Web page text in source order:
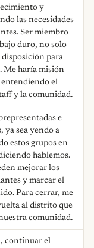
y
las necesidades
Ser miembro
duro, no solo
para
Me haría misión
entendiendo el
y la comunidad.
e
ya sea yendo a
estos grupos en
hablemos.
mejorar los
y marcar el
Para cerrar, me
al distrito que
comunidad.
continuar el